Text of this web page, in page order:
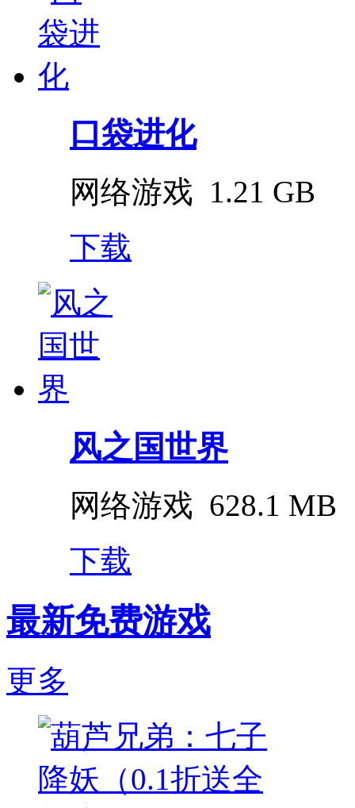
口袋进化
网络游戏 1.21 GB
下载
风之国世界
网络游戏 628.1 MB
下载
最新免费游戏
更多